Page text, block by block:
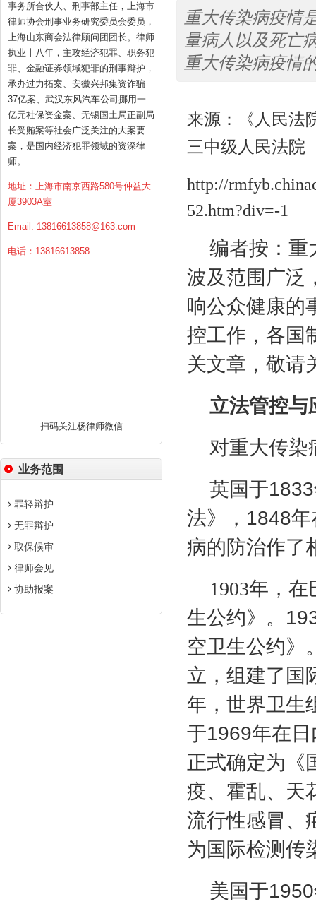
事务所合伙人、刑事部主任，上海市
律师协会刑事业务研究委员会委员，
上海山东商会法律顾问团团长。律师
执业十八年，主攻经济犯罪、职务犯
罪、金融证券领域犯罪的刑事辩护，
承办过力拓案、安徽兴邦集资诈骗
37亿案、武汉东风汽车公司挪用一
亿元社保资金案、无锡国土局正副局
长受贿案等社会广泛关注的大案要
案，是国内经济犯罪领域的资深律
师。
地址：上海市南京西路580号仲益大
厦3903A室
Email: 13816613858@163.com
电话：13816613858
扫码关注杨律师微信
业务范围
罪轻辩护
无罪辩护
取保候审
律师会见
协助报案
重大传染病疫情
量病人以及死亡
重大传染病疫情
来源：《人民法
三中级人民法院
http://
52.htm?div=-1
编者按：重
波及范围广泛
响公众健康的
控工作，各国
关文章，敬请
立法管控与
对重大传染
英国于1833
法》， 1848年
病的防治作了
1903年，在
生公约》。
空卫生公约》
立，组建了国
年，世界卫生
于1969年在
正式确定为《
疫、霍乱、天
流行性感冒、
为国际检测传
美国于1950